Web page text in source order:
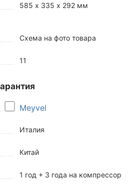
585 х 335 х 292 мм
Схема на фото товара
11
Meyvel
Италия
Китай
1 год + 3 года на компрессор